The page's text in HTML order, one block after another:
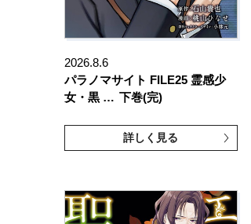
2026.8.6
パラノマサイト FILE25 霊感少
女・黒 … 下巻(完)
詳しく見る